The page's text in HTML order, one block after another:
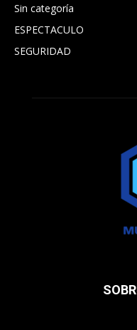
Sin categoría
ESPECTACULO
SEGURIDAD